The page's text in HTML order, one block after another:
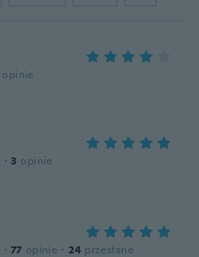
opinie
· 3 opinie
· 77 opinie · 24 przesłane